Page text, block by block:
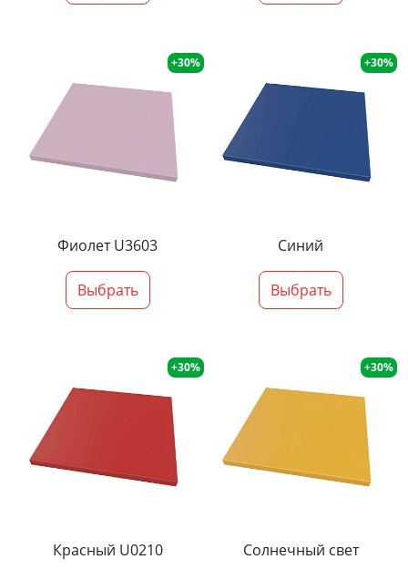
+30%
Фиолет U3603
Выбрать
+30%
Синий
Выбрать
+30%
Красный U0210
+30%
Солнечный свет